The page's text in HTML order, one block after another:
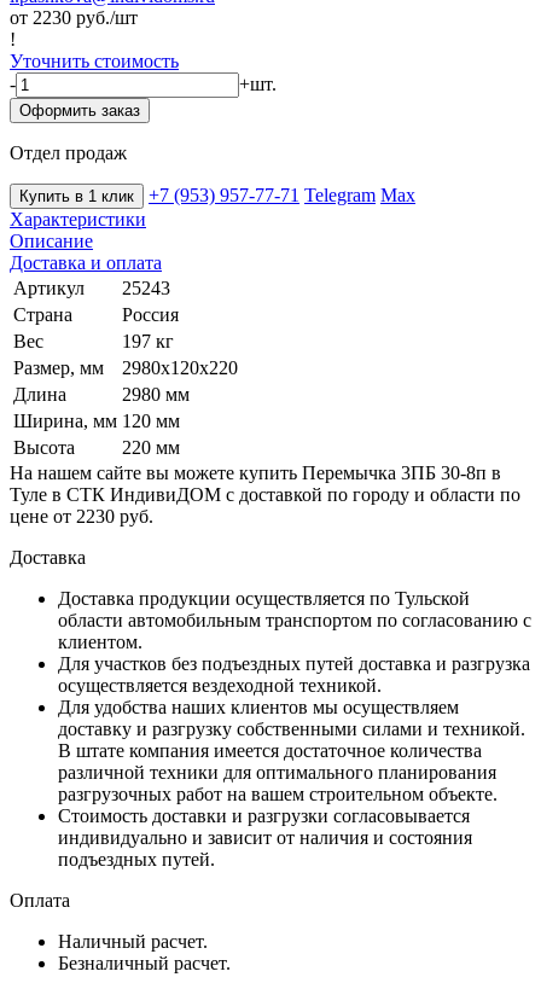
от 2230 руб./шт
!
Уточнить стоимость
-
+шт.
Оформить заказ
Отдел продаж
Купить в 1 клик +7 (953) 957-77-71 Telegram Max
Характеристики
Описание
Доставка и оплата
Артикул
25243
Страна
Россия
Вес
197 кг
Размер, мм
2980х120х220
Длина
2980 мм
Ширина, мм 120 мм
Высота
220 мм
На нашем сайте вы можете купить Перемычка 3ПБ 30-8п в
Туле в СТК ИндивиДОМ с доставкой по городу и области по
цене от 2230 руб.
Доставка
Доставка продукции осуществляется по Тульской
области автомобильным транспортом по согласованию с
клиентом.
Для участков без подъездных путей доставка и разгрузка
осуществляется вездеходной техникой.
Для удобства наших клиентов мы осуществляем
доставку и разгрузку собственными силами и техникой.
В штате компания имеется достаточное количества
различной техники для оптимального планирования
разгрузочных работ на вашем строительном объекте.
Стоимость доставки и разгрузки согласовывается
индивидуально и зависит от наличия и состояния
подъездных путей.
Оплата
Наличный расчет.
Безналичный расчет.